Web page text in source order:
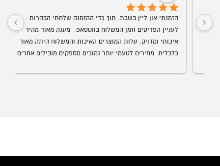
הזמנתי און ליין בשבת. תוך כדי ההזמנה שלחתי הבהרות
לעניין הפריטים וזמן המשלוח בווטסאפ.  מענה מאוד מהיר
איכותי ומדויק. עלות המוצרים האיכות והמשלוח היתה מאוד
כלכלית. מחירים לטעמי יותר נמוכים מספקים מובילים אחרים
מ-24 שעות מההזמנה.